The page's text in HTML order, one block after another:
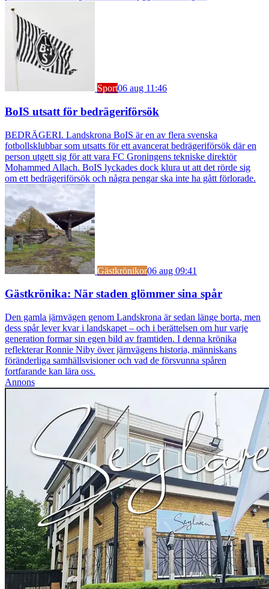
Sport06 aug 11:46
BoIS utsatt för bedrägeriförsök
BEDRÄGERI. Landskrona BoIS är en av flera svenska
fotbollsklubbar som utsatts för ett avancerat bedrägeriförsök där en
person utgett sig för att vara FC Groningens tekniske direktör
Mohammed Allach. BoIS lyckades dock klura ut att det rörde sig
om ett bedrägeriförsök och några pengar ska inte ha gått förlorade.
Gästkrönikor06 aug 09:41
Gästkrönika: När staden glömmer sina spår
Den gamla järnvägen genom Landskrona är sedan länge borta, men
dess spår lever kvar i landskapet – och i berättelsen om hur varje
generation formar sin egen bild av framtiden. I denna krönika
reflekterar Ronnie Niby över järnvägens historia, människans
föränderliga samhällsvisioner och vad de försvunna spåren
fortfarande kan lära oss.
Annons